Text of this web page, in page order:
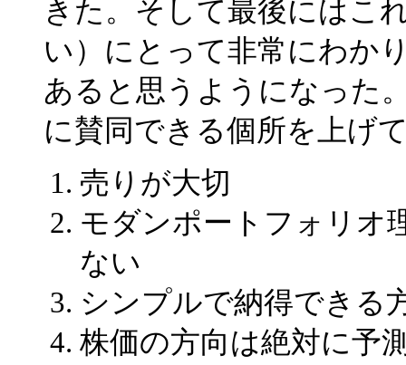
きた。そして最後にはこ
い）にとって非常にわか
あると思うようになった
に賛同できる個所を上げ
売りが大切
モダンポートフォリオ
ない
シンプルで納得できる
株価の方向は絶対に予